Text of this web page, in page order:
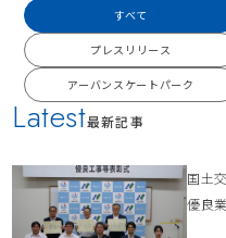
Latest最新記事
国土
優良
すべて
プレスリリース
アーバンスケートパーク